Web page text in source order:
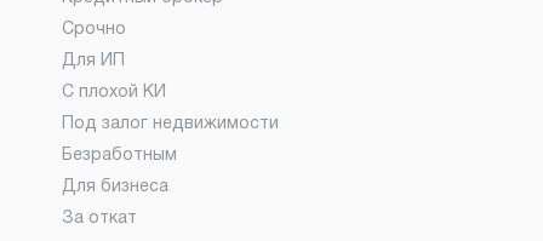
Срочно
Для ИП
С плохой КИ
Под залог недвижимости
Безработным
Для бизнеса
За откат